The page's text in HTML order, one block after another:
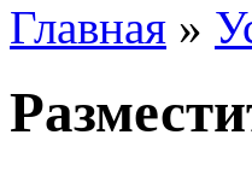
Главная »